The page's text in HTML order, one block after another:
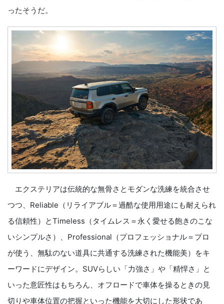
ったそうだ。
エクステリアは伝統的な無骨さとモダンな洗練を統合させ
つつ、Reliable（リライアブル＝過酷な使用用途にも耐えられ
る信頼性）とTimeless（タイムレス＝永く愛せる飽きのこな
いシンプルさ）、Professional（プロフェッショナル＝プロ
が使う、無駄のない道具に共通する洗練された機能美）をキ
ーワードにデザイン。SUVらしい「力強さ」や「精悍さ」と
いった意匠性はもちろん、オフロードで車体を操るときの見
切りや車体位置の把握といった機能を大切にした形状であ